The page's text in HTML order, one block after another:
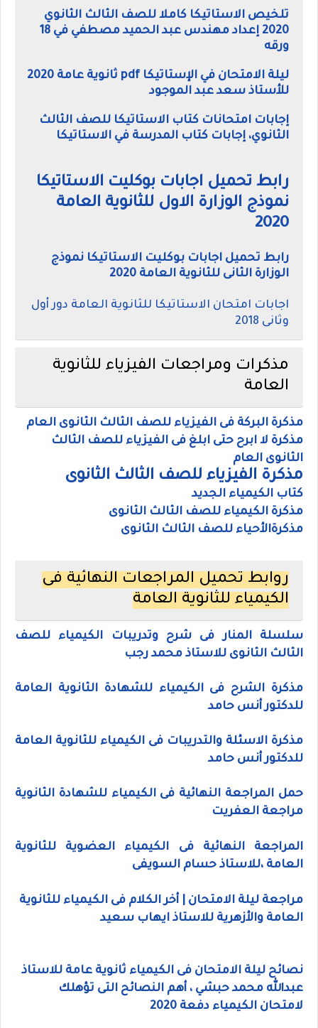
تلخيص الاستاتيكا كاملا للصف الثالث الثانوي
2020 إعداد مهندس عبد الحميد مصطفي في 18
ورقه
ليلة الامتحان في الإستاتيكا pdf ثانوية عامة 2020
للأستاذ سعد عبد الموجود
إجابات امتحانات كتاب الاستاتيكا للصف الثالث
الثانوي، إجابات كتاب المدرسة في الاستاتيكا
رابط تحميل اجابات بوكليت الاستاتيكا
نموذج الوزارة الاول للثانوية العامة
2020
رابط تحميل اجابات بوكليت الاستاتيكا نموذج
الوزارة الثانى للثانوية العامة 2020
اجابات امتحان الاستاتيكا للثانوية العامة دور أول
وثانى 2018
مذكرات ومراجعات الفيزياء للثانوية
العامة
مذكرة البركة فى الفيزياء للصف الثالث الثانوى العام
مذكرة لا ابرح حتى ابلغ فى الفيزياء للصف الثالث
الثانوى العام
مذكرة الفيزياء للصف الثالث الثانوى
كتاب الكيمياء الجديد
مذكرة الكيمياء للصف الثالث الثانوى
مذكرةالأحياء للصف الثالث الثانوى
روابط تحميل المراجعات النهائية فى
الكيمياء للثانوية العامة
سلسلة المنار فى شرح وتدريبات الكيمياء للصف
الثالث الثانوى للاستاذ محمد رجب
مذكرة الشرح فى الكيمياء للشهادة الثانوية العامة
للدكتور أنس حامد
مذكرة الاسئلة والتدريبات فى الكيمياء للثانوية العامة
للدكتور أنس حامد
حمل المراجعة النهائية فى الكيمياء للشهادة الثانوية
مراجعة العفريت
المراجعة النهائية فى الكيمياء العضوية للثانوية
العامة ،للاستاذ حسام السويفى
مراجعة ليلة الامتحان | أخر الكلام فى الكيمياء للثانوية
العامة والأزهرية للاستاذ ايهاب سعيد
نصائح ليلة الامتحان فى الكيمياء ثانوية عامة للاستاذ
عبدالله محمد حبشي ، أهم النصائح التى تؤهلك
لامتحان الكيمياء دفعة 2020